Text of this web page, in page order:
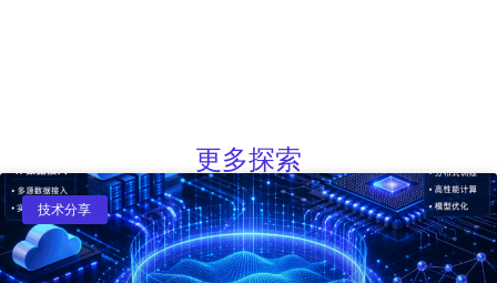
更多探索
技术分享